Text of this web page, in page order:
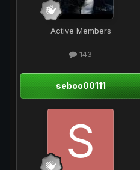
Active Members
143
seboo00111